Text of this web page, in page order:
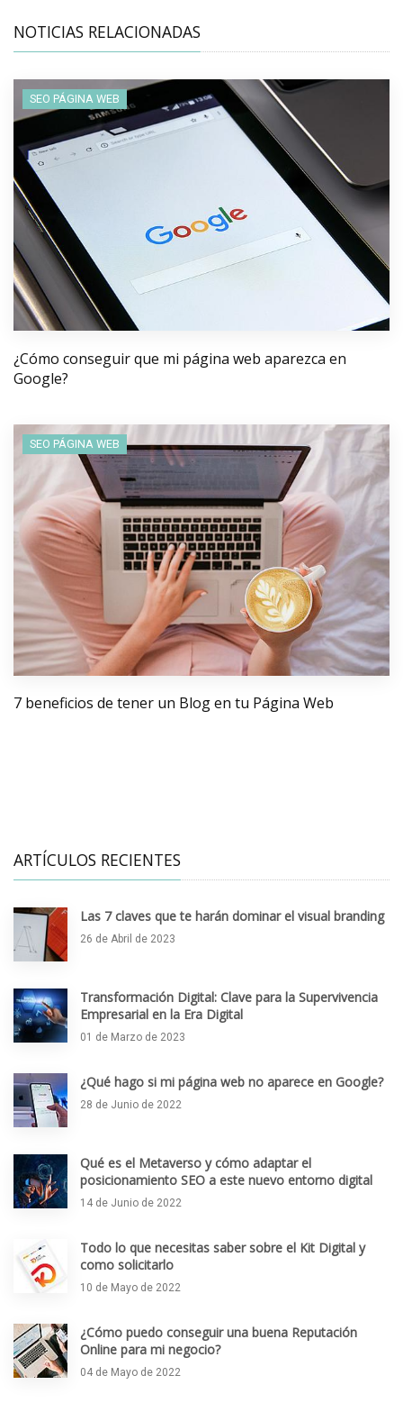
NOTICIAS RELACIONADAS
SEO PÁGINA WEB
¿Cómo conseguir que mi página web aparezca en
Google?
SEO PÁGINA WEB
7 beneficios de tener un Blog en tu Página Web
ARTÍCULOS RECIENTES
Las 7 claves que te harán dominar el visual branding
26 de Abril de 2023
Transformación Digital: Clave para la Supervivencia
Empresarial en la Era Digital
01 de Marzo de 2023
¿Qué hago si mi página web no aparece en Google?
28 de Junio de 2022
Qué es el Metaverso y cómo adaptar el
posicionamiento SEO a este nuevo entorno digital
14 de Junio de 2022
Todo lo que necesitas saber sobre el Kit Digital y
como solicitarlo
10 de Mayo de 2022
¿Cómo puedo conseguir una buena Reputación
Online para mi negocio?
04 de Mayo de 2022